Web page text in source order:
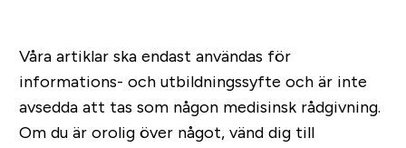
Våra artiklar ska endast användas för
informations- och utbildningssyfte och är inte
avsedda att tas som någon medisinsk rådgivning.
Om du är orolig över något, vänd dig till